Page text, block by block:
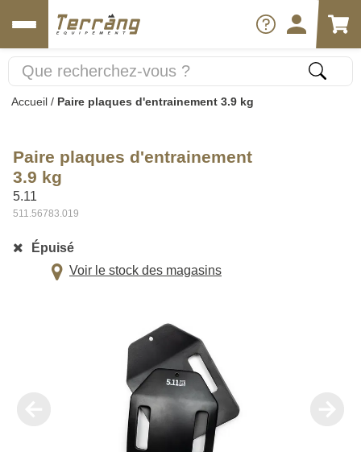
Accueil / Paire plaques d'entrainement 3.9 kg
Paire plaques d'entrainement
3.9 kg
5.11
511.56783.019
Épuisé
Voir le stock des magasins